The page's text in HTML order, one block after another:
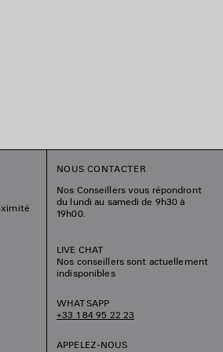
NOUS CONTACTER
Nos Conseillers vous répondront
du lundi au samedi de 9h30 à
19h00.
LIVE CHAT
Nos conseillers sont actuellement
indisponibles
WHATSAPP
+33 1 84 95 22 23
APPELEZ-NOUS